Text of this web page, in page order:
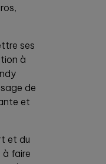
ses
à
de
et
et du
faire